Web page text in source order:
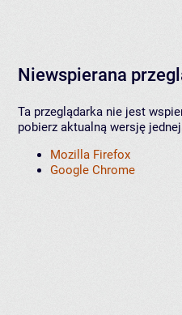
Niewspierana
Ta przeglądarka nie jest
pobierz aktualną wersję
Mozilla Firefox
Google Chrome